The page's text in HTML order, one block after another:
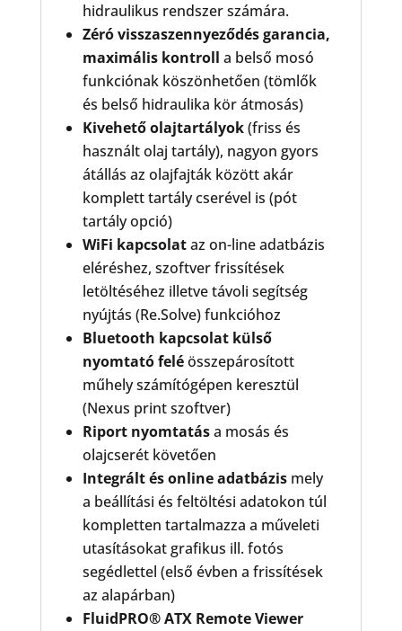
hidraulikus rendszer számára.
Zéró visszaszennyeződés garancia,
maximális kontroll a belső mosó
funkciónak köszönhetően (tömlők
és belső hidraulika kör átmosás)
Kivehető olajtartályok(friss és
használt olaj tartály), nagyon gyors
átállás az olajfajták között akár
komplett tartály cserével is (pót
tartály opció)
WiFi kapcsolataz on-line adatbázis
eléréshez, szoftver frissítések
letöltéséhez illetve távoli segítség
nyújtás (Re.Solve) funkcióhoz
Bluetooth kapcsolat külső
nyomtató feléösszepárosított
műhely számítógépen keresztül
(Nexus print szoftver)
Riport nyomtatása mosás és
olajcserét követően
Integrált és online adatbázismely
a beállítási és feltöltési adatokon túl
kompletten tartalmazza a műveleti
utasításokat grafikus ill. fotós
segédlettel (első évben a frissítések
az alapárban)
FluidPRO® ATX Remote Viewer